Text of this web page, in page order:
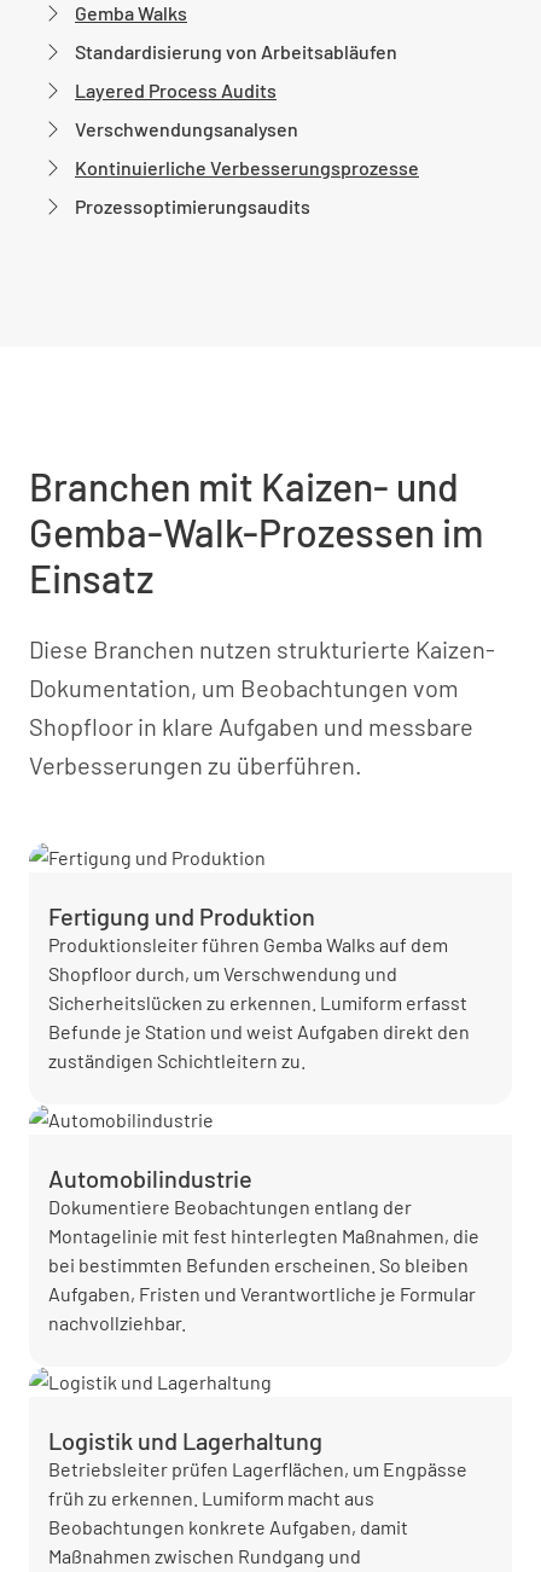
Gemba Walks
Standardisierung von Arbeitsabläufen
Layered Process Audits
Verschwendungsanalysen
Kontinuierliche Verbesserungsprozesse
Prozessoptimierungsaudits
Branchen mit Kaizen- und
Gemba-Walk-Prozessen im
Einsatz
Diese Branchen nutzen strukturierte Kaizen-
Dokumentation, um Beobachtungen vom
Shopfloor in klare Aufgaben und messbare
Verbesserungen zu überführen.
Fertigung und Produktion
Produktionsleiter führen Gemba Walks auf dem
Shopfloor durch, um Verschwendung und
Sicherheitslücken zu erkennen. Lumiform erfasst
Befunde je Station und weist Aufgaben direkt den
zuständigen Schichtleitern zu.
Automobilindustrie
Dokumentiere Beobachtungen entlang der
Montagelinie mit fest hinterlegten Maßnahmen, die
bei bestimmten Befunden erscheinen. So bleiben
Aufgaben, Fristen und Verantwortliche je Formular
nachvollziehbar.
Logistik und Lagerhaltung
Betriebsleiter prüfen Lagerflächen, um Engpässe
früh zu erkennen. Lumiform macht aus
Beobachtungen konkrete Aufgaben, damit
Maßnahmen zwischen Rundgang und